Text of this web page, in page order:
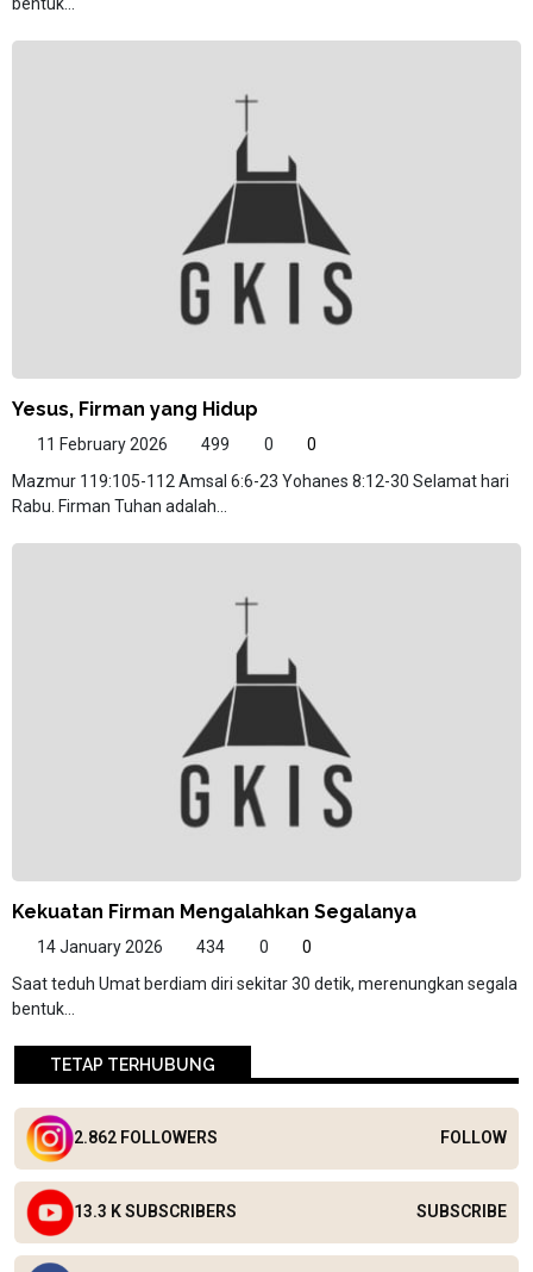
bentuk...
Yesus, Firman yang Hidup
11 February 2026 499 0
0
Mazmur 119:105-112 Amsal 6:6-23 Yohanes 8:12-30 Selamat hari
Rabu. Firman Tuhan adalah...
Kekuatan Firman Mengalahkan Segalanya
14 January 2026 434 0
0
Saat teduh Umat berdiam diri sekitar 30 detik, merenungkan segala
bentuk...
TETAP TERHUBUNG
2.862 FOLLOWERS FOLLOW
13.3 K SUBSCRIBERS SUBSCRIBE